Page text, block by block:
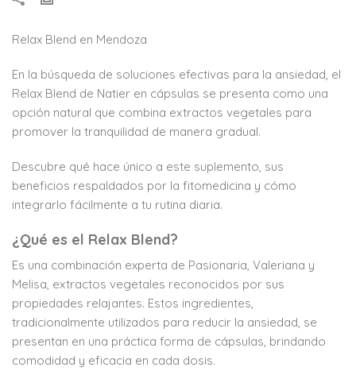
Relax Blend en Mendoza
En la búsqueda de soluciones efectivas para la ansiedad, el
Relax Blend de Natier en cápsulas se presenta como una
opción natural que combina extractos vegetales para
promover la tranquilidad de manera gradual.
Descubre qué hace único a este suplemento, sus
beneficios respaldados por la fitomedicina y cómo
integrarlo fácilmente a tu rutina diaria.
¿Qué es el Relax Blend?
Es una combinación experta de Pasionaria, Valeriana y
Melisa, extractos vegetales reconocidos por sus
propiedades relajantes. Estos ingredientes,
tradicionalmente utilizados para reducir la ansiedad, se
presentan en una práctica forma de cápsulas, brindando
comodidad y eficacia en cada dosis.